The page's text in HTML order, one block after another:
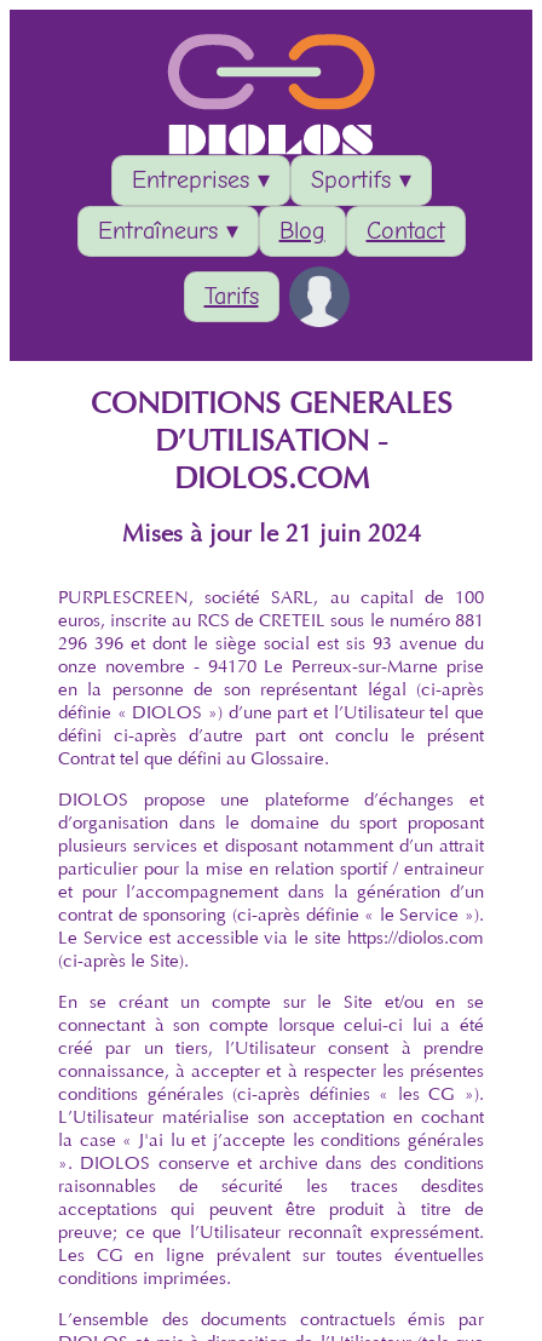
Entreprises ▾
Sportifs ▾
Entraîneurs ▾
Blog Contact
Tarifs
CONDITIONS GENERALES
D’UTILISATION -
DIOLOS.COM
Mises à jour le 21 juin 2024
PURPLESCREEN, société SARL, au capital de 100
euros, inscrite au RCS de CRETEIL sous le numéro 881
296 396 et dont le siège social est sis 93 avenue du
onze novembre - 94170 Le Perreux-sur-Marne prise
en la personne de son représentant légal (ci-après
définie « DIOLOS ») d’une part et l’Utilisateur tel que
défini ci-après d’autre part ont conclu le présent
Contrat tel que défini au Glossaire.
DIOLOS propose une plateforme d’échanges et
d’organisation dans le domaine du sport proposant
plusieurs services et disposant notamment d’un attrait
particulier pour la mise en relation sportif / entraineur
et pour l’accompagnement dans la génération d’un
contrat de sponsoring (ci-après définie « le Service »).
Le Service est accessible via le site https://diolos.com
(ci-après le Site).
En se créant un compte sur le Site et/ou en se
connectant à son compte lorsque celui-ci lui a été
créé par un tiers, l’Utilisateur consent à prendre
connaissance, à accepter et à respecter les présentes
conditions générales (ci-après définies « les CG »).
L’Utilisateur matérialise son acceptation en cochant
la case « J'ai lu et j’accepte les conditions générales
». DIOLOS conserve et archive dans des conditions
raisonnables de sécurité les traces desdites
acceptations qui peuvent être produit à titre de
preuve; ce que l’Utilisateur reconnaît expressément.
Les CG en ligne prévalent sur toutes éventuelles
conditions imprimées.
L’ensemble des documents contractuels émis par